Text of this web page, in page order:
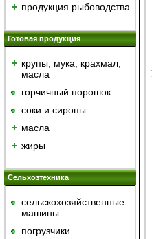
продукция рыбоводства
Готовая продукция
крупы, мука, крахмал,
масла
горчичный порошок
cоки и сиропы
масла
жиры
Сельхозтехника
сельскохозяйственные
машины
погрузчики